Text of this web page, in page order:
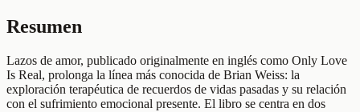
Resumen
Lazos de amor, publicado originalmente en inglés como Only Love
Is Real, prolonga la línea más conocida de Brian Weiss: la
exploración terapéutica de recuerdos de vidas pasadas y su relación
con el sufrimiento emocional presente. El libro se centra en dos